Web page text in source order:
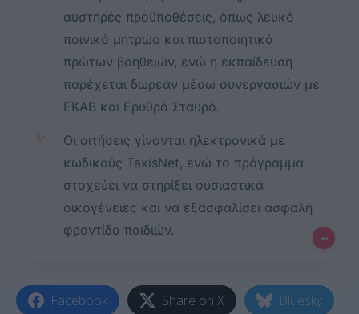
αυστηρές προϋποθέσεις, όπως λευκό
ποινικό μητρώο και πιστοποιητικά
πρώτων βοηθειών, ενώ η εκπαίδευση
παρέχεται δωρεάν μέσω συνεργασιών με
ΕΚΑΒ και Ερυθρό Σταυρό.
✨
Οι αιτήσεις γίνονται ηλεκτρονικά με
κωδικούς TaxisNet, ενώ το πρόγραμμα
στοχεύει να στηρίξει ουσιαστικά
οικογένειες και να εξασφαλίσει ασφαλή
φροντίδα παιδιών.
–
Facebook Share on X Bluesky